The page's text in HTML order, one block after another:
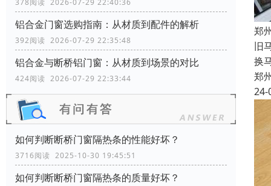
378阅读 2026-07-29 22:40:36
铝合金门窗选购指南：从材质到配件的解析
392阅读 2026-07-29 22:35:48
铝合金与断桥铝门窗：从材质到场景的对比
424阅读 2026-07-29 22:33:44
如何判断断桥门窗隔热条的性能好坏？
3716阅读 2025-10-30 19:45:51
如何判断断桥门窗隔热条的质量好坏？
郑
旧
换
郑
24-